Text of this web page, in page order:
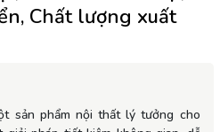
Chất lượng xuất
sản phẩm nội thất lý tưởng cho